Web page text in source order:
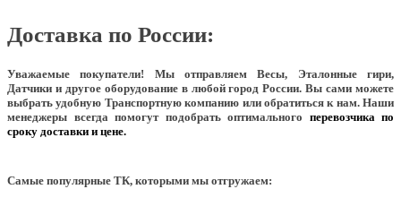
Доставка по России:
Уважаемые покупатели! Мы отправляем Весы, Эталонные гири,
Датчики и другое оборудование в любой город России. Вы сами можете
выбрать удобную Транспортную компанию или обратиться к нам. Наши
менеджеры всегда помогут подобрать оптимального перевозчика по
сроку доставки и цене.
Самые популярные ТК, которыми мы отгружаем: